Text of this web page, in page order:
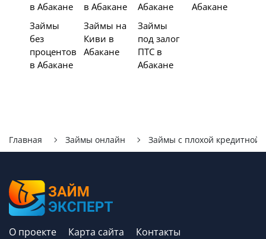
в Абакане
Займы
без
процентов
в Абакане
в Абакане
Займы на
Киви в
Абакане
Абакане
Займы
под залог
ПТС в
Абакане
Абакане
Главная Займы онлайн Займы с плохой кредитной
О проекте Карта сайта Контакты